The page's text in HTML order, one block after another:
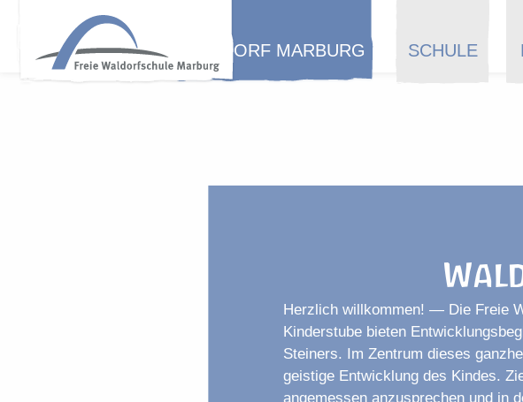
WALDORF MARBURG SCHULE
Herzlich willkommen! — Die Freie
Kinderstube bieten
Steiners. Im Zentrum dieses
geistige Entwicklung des Kindes.
angemessen anzusprechen und in